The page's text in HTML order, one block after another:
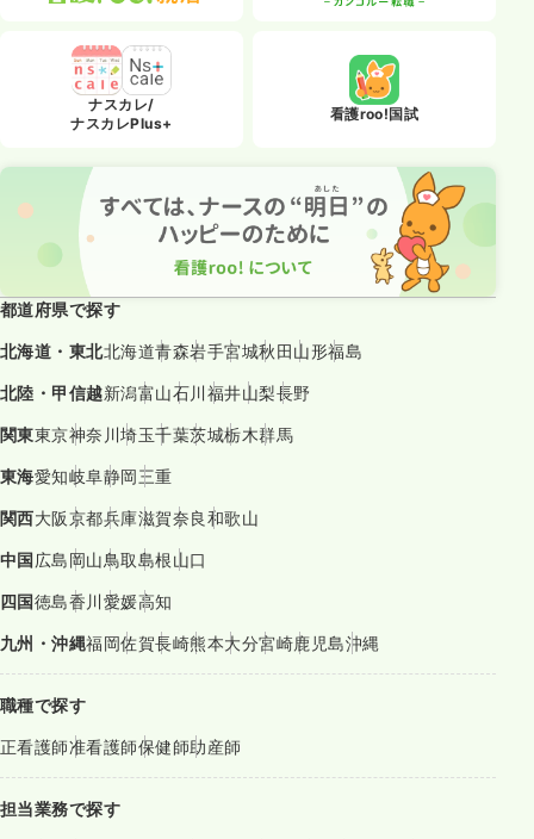
ナスカレ/
ナスカレPlus+
看護roo!国試
都道府県で探す
北海道・東北北海道青森岩手宮城秋田山形福島
北陸・甲信越新潟富山石川福井山梨長野
関東東京神奈川埼玉千葉茨城栃木群馬
東海愛知岐阜静岡三重
関西大阪京都兵庫滋賀奈良和歌山
中国広島岡山鳥取島根山口
四国徳島香川愛媛高知
九州・沖縄福岡佐賀長崎熊本大分宮崎鹿児島沖縄
職種で探す
正看護師准看護師保健師助産師
担当業務で探す